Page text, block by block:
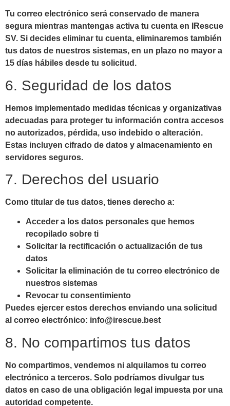
Tu correo electrónico será conservado de manera
segura mientras mantengas activa tu cuenta en IRescue
SV. Si decides eliminar tu cuenta, eliminaremos también
tus datos de nuestros sistemas, en un plazo no mayor a
15 días hábiles desde tu solicitud.
6. Seguridad de los datos
Hemos implementado medidas técnicas y organizativas
adecuadas para proteger tu información contra accesos
no autorizados, pérdida, uso indebido o alteración.
Estas incluyen cifrado de datos y almacenamiento en
servidores seguros.
7. Derechos del usuario
Como titular de tus datos, tienes derecho a:
Acceder a los datos personales que hemos
recopilado sobre ti
Solicitar la rectificación o actualización de tus
datos
Solicitar la eliminación de tu correo electrónico de
nuestros sistemas
Revocar tu consentimiento
Puedes ejercer estos derechos enviando una solicitud
al correo electrónico: info@irescue.best
8. No compartimos tus datos
No compartimos, vendemos ni alquilamos tu correo
electrónico a terceros. Solo podríamos divulgar tus
datos en caso de una obligación legal impuesta por una
autoridad competente.